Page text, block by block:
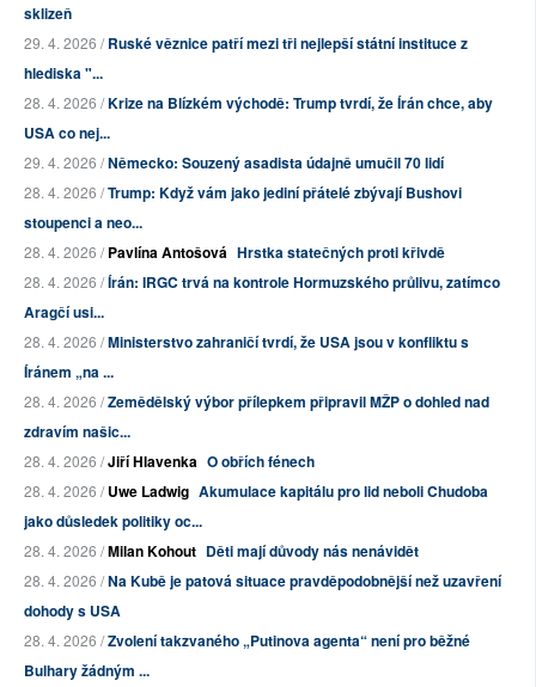
sklizeň
29. 4. 2026 /Ruské věznice patří mezi tři nejlepší státní instituce z
hlediska "...
28. 4. 2026 /Krize na Blízkém východě: Trump tvrdí, že Írán chce, aby
USA co nej...
29. 4. 2026 /Německo: Souzený asadista údajně umučil 70 lidí
28. 4. 2026 /Trump: Když vám jako jediní přátelé zbývají Bushovi
stoupenci a neo...
28. 4. 2026 /Pavlína Antošová Hrstka statečných proti křivdě
28. 4. 2026 /Írán: IRGC trvá na kontrole Hormuzského průlivu, zatímco
Aragčí usi...
28. 4. 2026 /Ministerstvo zahraničí tvrdí, že USA jsou v konfliktu s
Íránem „na ...
28. 4. 2026 /Zemědělský výbor přílepkem připravil MŽP o dohled nad
zdravím našic...
28. 4. 2026 /Jiří Hlavenka O obřích fénech
28. 4. 2026 /Uwe Ladwig Akumulace kapitálu pro lid neboli Chudoba
jako důsledek politiky oc...
28. 4. 2026 /Milan Kohout Děti mají důvody nás nenávidět
28. 4. 2026 /Na Kubě je patová situace pravděpodobnější než uzavření
dohody s USA
28. 4. 2026 /Zvolení takzvaného „Putinova agenta“ není pro běžné
Bulhary žádným ...